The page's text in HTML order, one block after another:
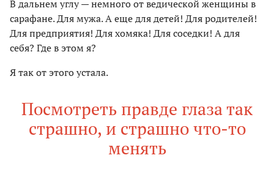
В дальнем углу — немного от ведической женщины в
сарафане. Для мужа. А еще для детей! Для родителей!
Для предприятия! Для хомяка! Для соседки! А для
себя? Где в этом я?
Я так от этого устала.
Посмотреть правде глаза так
страшно, и страшно что-то
менять